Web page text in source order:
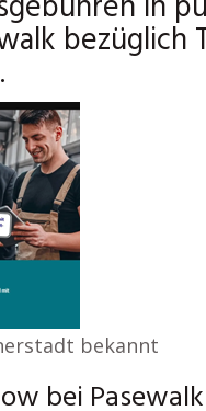
bekannt
bei